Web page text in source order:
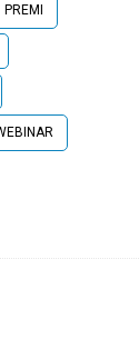
PREMI